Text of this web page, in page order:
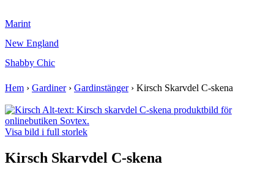
Marint
New England
Shabby Chic
Hem › Gardiner› Gardinstänger› Kirsch Skarvdel C-skena
Visa bild i full storlek
Kirsch Skarvdel C-skena